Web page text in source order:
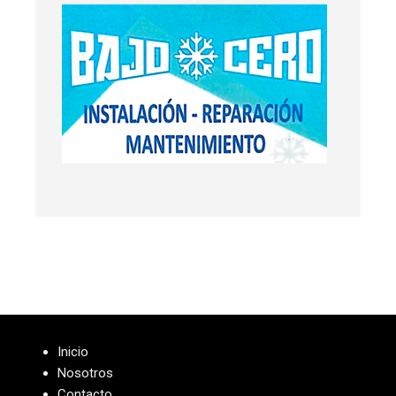
Inicio
Nosotros